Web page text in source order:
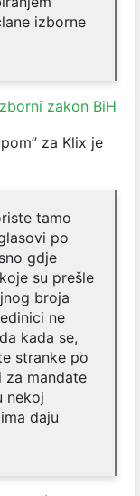
izborne
zakon BiH
za Klix je
tamo
po
gdje
su prešle
broja
ne
kada se,
stranke po
za mandate
nekoj
daju